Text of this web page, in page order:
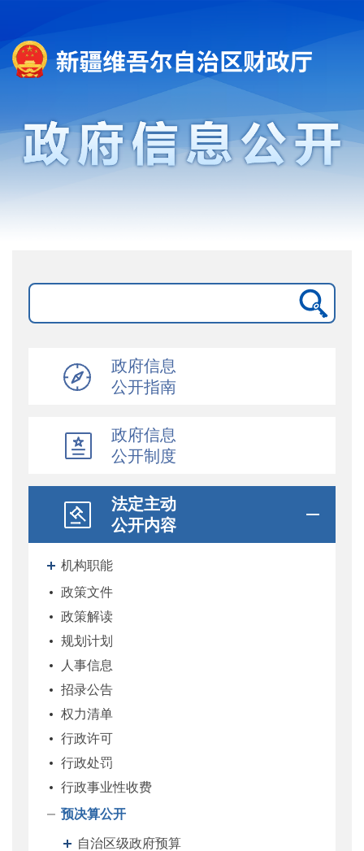
政府信息
公开指南
政府信息
公开制度
法定主动
公开内容
机构职能
政策文件
政策解读
规划计划
人事信息
招录公告
权力清单
行政许可
行政处罚
行政事业性收费
预决算公开
自治区级政府预算